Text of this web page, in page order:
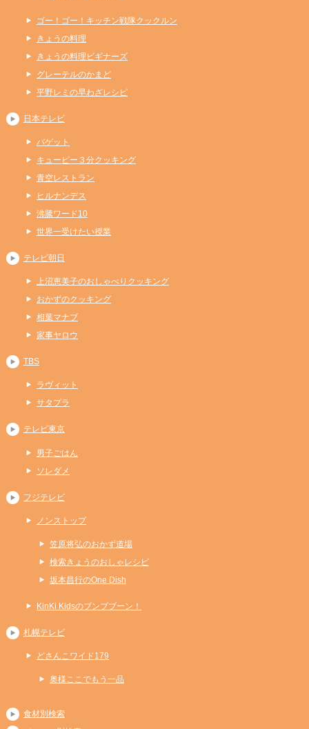
ゴー！ゴー！キッチン戦隊クックルン
きょうの料理
きょうの料理ビギナーズ
グレーテルのかまど
平野レミの早わざレシピ
日本テレビ
バゲット
キューピー３分クッキング
青空レストラン
ヒルナンデス
沸騰ワード10
世界一受けたい授業
テレビ朝日
上沼恵美子のおしゃべりクッキング
おかずのクッキング
相葉マナブ
家事ヤロウ
TBS
ラヴィット
サタプラ
テレビ東京
男子ごはん
ソレダメ
フジテレビ
ノンストップ
笠原将弘のおかず道場
検索きょうのおしゃレシピ
坂本昌行のOne Dish
KinKi Kidsのブンブブーン！
札幌テレビ
どさんこワイド179
奥様ここでもう一品
食材別検索